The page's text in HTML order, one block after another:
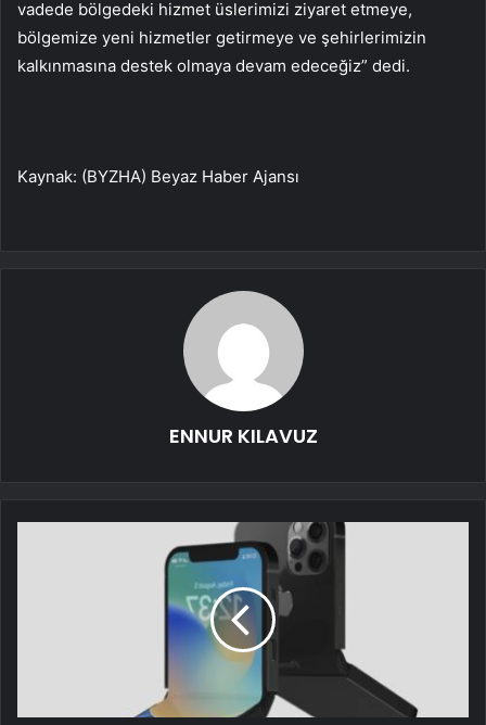
vadede bölgedeki hizmet üslerimizi ziyaret etmeye,
bölgemize yeni hizmetler getirmeye ve şehirlerimizin
kalkınmasına destek olmaya devam edeceğiz” dedi.
Kaynak: (BYZHA) Beyaz Haber Ajansı
ENNUR KILAVUZ